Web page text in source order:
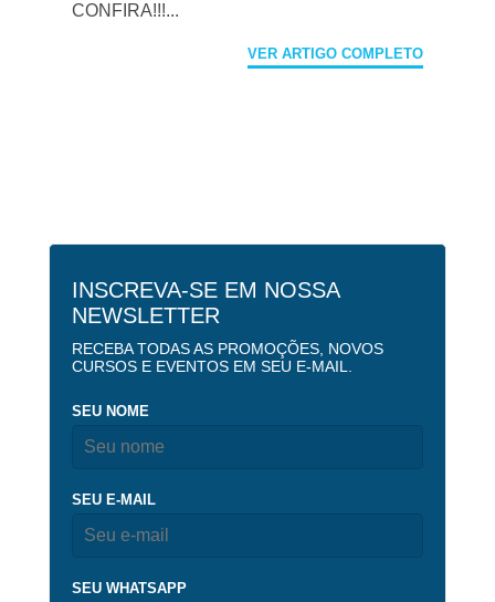
CONFIRA!!!...
VER ARTIGO COMPLETO
INSCREVA-SE EM NOSSA
NEWSLETTER
RECEBA TODAS AS PROMOÇÕES, NOVOS
CURSOS E EVENTOS EM SEU E-MAIL.
SEU NOME
SEU E-MAIL
SEU WHATSAPP